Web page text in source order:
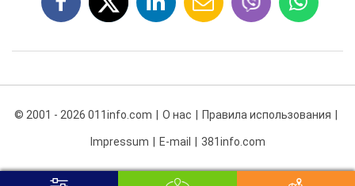
© 2001 - 2026 011info.com О нас Правила использования
Impressum E-mail 381info.com